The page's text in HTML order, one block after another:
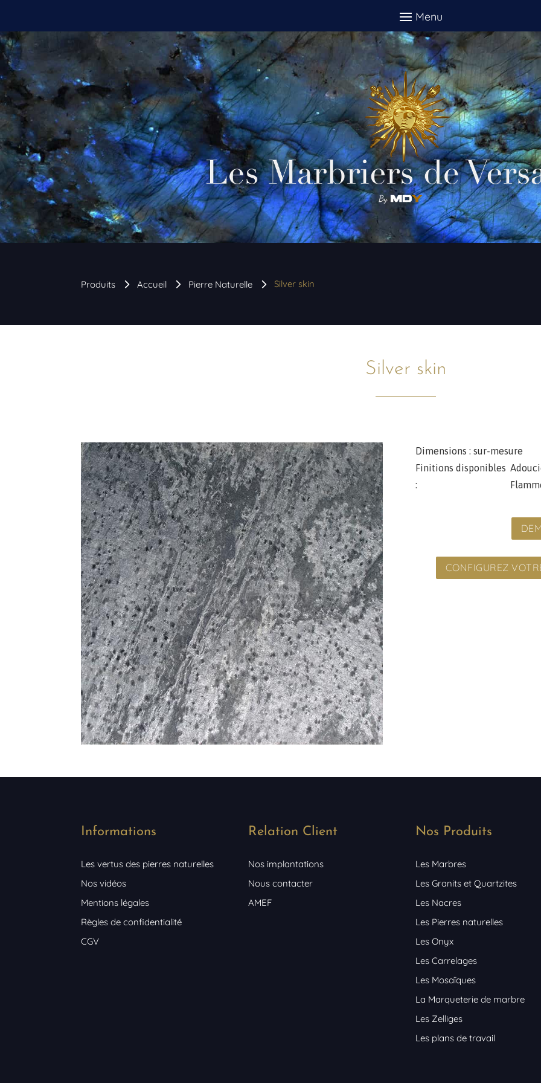
Produits Accueil Pierre Naturelle Silver skin
Silver skin
Dimensions : sur-mesure
Finitions disponibles
:
CONFIGUREZ
Informations
Les vertus des pierres naturelles
Nos vidéos
Mentions légales
Règles de confidentialité
CGV
Relation Client
Nos implantations
Nous contacter
AMEF
Nos Produits
Les Marbres
Les Granits et Quartzites
Les Nacres
Les Pierres naturelles
Les Onyx
Les Carrelages
Les Mosaïques
La Marqueterie de marbre
Les Zelliges
Les plans de travail